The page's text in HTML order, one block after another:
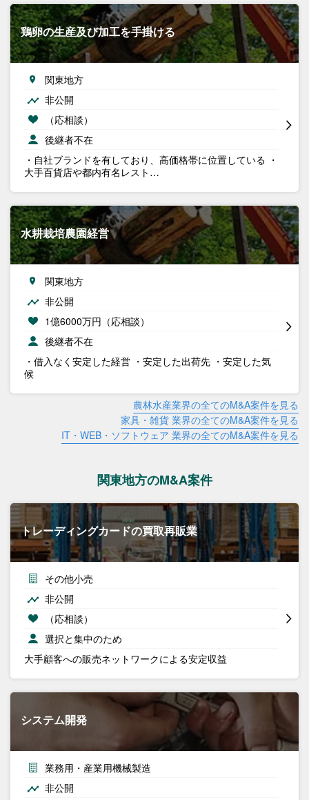
鶏卵の生産及び加工を手掛ける
関東地方
非公開
（応相談）
後継者不在
・自社ブランドを有しており、高価格帯に位置している ・
大手百貨店や都内有名レスト…
水耕栽培農園経営
関東地方
非公開
1億6000万円（応相談）
後継者不在
・借入なく安定した経営 ・安定した出荷先 ・安定した気
候
農林水産業界の全てのM&A案件を見る
家具・雑貨 業界の全てのM&A案件を見る
IT・WEB・ソフトウェア 業界の全てのM&A案件を見る
関東地方のM&A案件
トレーディングカードの買取再販業
その他小売
非公開
（応相談）
選択と集中のため
大手顧客への販売ネットワークによる安定収益
システム開発
業務用・産業用機械製造
非公開